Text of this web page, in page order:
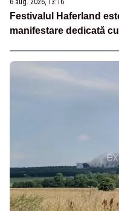
6 aug. 2026, 13:16
Festivalul Haferland
manifestare dedicată